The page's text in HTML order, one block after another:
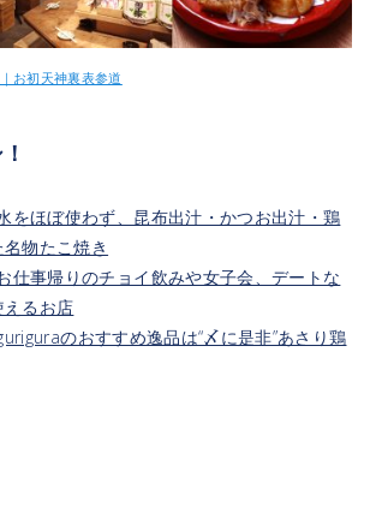
お初天神裏表参道
をほぼ使わず、昆布出汁・かつお出汁・鶏
物たこ焼き
仕事帰りのチョイ飲みや女子会、デートな
えるお店
のおすすめ逸品は“〆に是非”あさり鶏